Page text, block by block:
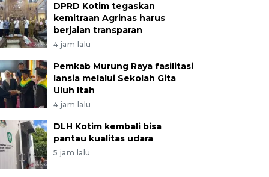
DPRD Kotim tegaskan
kemitraan Agrinas harus
berjalan transparan
4 jam lalu
Pemkab Murung Raya fasilitasi
lansia melalui Sekolah Gita
Uluh Itah
4 jam lalu
DLH Kotim kembali bisa
pantau kualitas udara
5 jam lalu